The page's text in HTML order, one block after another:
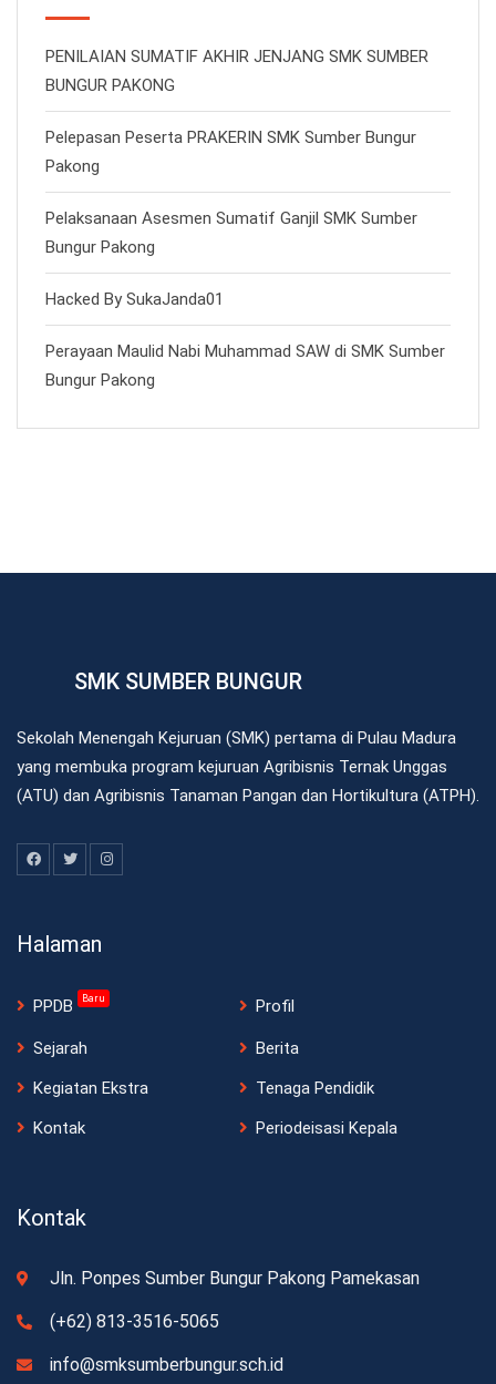
PENILAIAN SUMATIF AKHIR JENJANG SMK SUMBER
BUNGUR PAKONG
Pelepasan Peserta PRAKERIN SMK Sumber Bungur
Pakong
Pelaksanaan Asesmen Sumatif Ganjil SMK Sumber
Bungur Pakong
Hacked By SukaJanda01
Perayaan Maulid Nabi Muhammad SAW di SMK Sumber
Bungur Pakong
SMK SUMBER BUNGUR
Sekolah Menengah Kejuruan (SMK) pertama di Pulau Madura
yang membuka program kejuruan Agribisnis Ternak Unggas
(ATU) dan Agribisnis Tanaman Pangan dan Hortikultura (ATPH).
Halaman
PPDB Baru Profil
Sejarah
Berita
Kegiatan Ekstra
Tenaga Pendidik
Kontak
Periodeisasi Kepala
Kontak
Jln. Ponpes Sumber Bungur Pakong Pamekasan
(+62) 813-3516-5065
info@smksumberbungur.sch.id